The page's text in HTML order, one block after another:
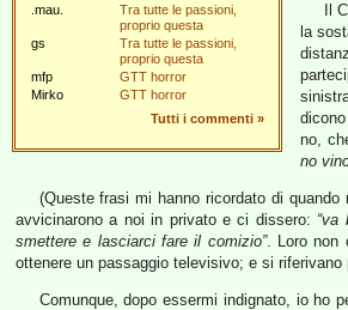
.mau.
Tra tutte le passioni,
proprio questa
gs
Tra tutte le passioni,
proprio questa
mfp
GTT horror
Mirko
GTT horror
Tutti i commenti »
Il
la
no,
no
(Queste frasi mi hanno ricordato di
avvicinarono a noi in privato e ci dissero: “va
smettere e lasciarci fare il comizio”. Loro non
ottenere un passaggio televisivo; e si
Comunque, dopo essermi indignato, io ho